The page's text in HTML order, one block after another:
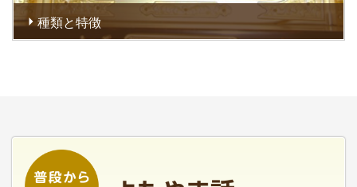
種類と特徴